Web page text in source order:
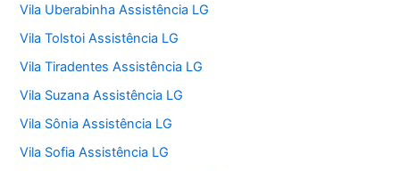
Vila Uberabinha Assistência LG
Vila Tolstoi Assistência LG
Vila Tiradentes Assistência LG
Vila Suzana Assistência LG
Vila Sônia Assistência LG
Vila Sofia Assistência LG